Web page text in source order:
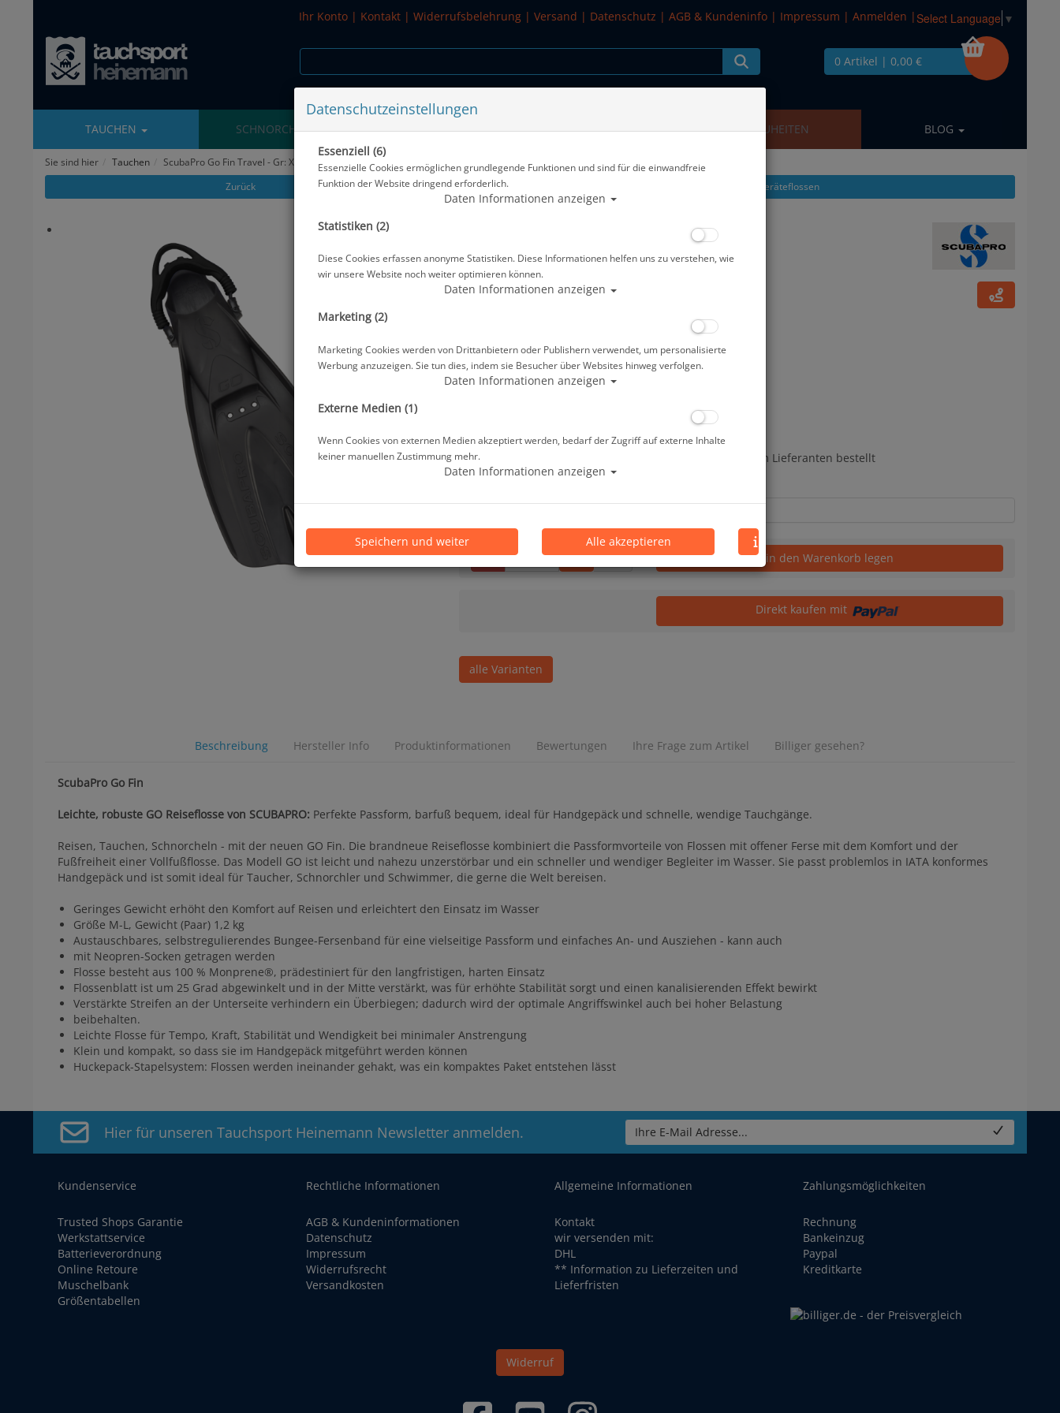
Ihr Konto | Kontakt | Widerrufsbelehrung | Versand | Datenschutz | AGB & Kundeninfo | Impressum | Anmelden | Select Language ▼
0 Artikel | 0,00 €
TAUCHEN SCHNORCHELN WASSERSPORT SALE NEUHEITEN BLOG
Sie sind hier Tauchen
ScubaPro Go Fin Travel - Gr: XS-S
Zurück
Alle Artikel zeigen aus: Geräteflossen
Artikelnr.: scu-25740150
Herstellerpreis: 89,00 €
Lieferbar in 3-5 Werktagen, der Artikel ist bereits beim Lieferanten bestellt
Stk. in den Warenkorb legen
Direkt kaufen mit
alle Varianten
Beschreibung Hersteller Info Produktinformationen Bewertungen Ihre Frage zum Artikel Billiger gesehen?
ScubaPro Go Fin
Leichte, robuste GO Reiseflosse von SCUBAPRO: Perfekte Passform, barfuß bequem, ideal für Handgepäck und schnelle, wendige Tauchgänge.
Reisen, Tauchen, Schnorcheln - mit der neuen GO Fin. Die brandneue Reiseflosse kombiniert die Passformvorteile von Flossen mit offener Ferse mit dem Komfort und der
Fußfreiheit einer Vollfußflosse. Das Modell GO ist leicht und nahezu unzerstörbar und ein schneller und wendiger Begleiter im Wasser. Sie passt problemlos in IATA konformes
Handgepäck und ist somit ideal für Taucher, Schnorchler und Schwimmer, die gerne die Welt bereisen.
Geringes Gewicht erhöht den Komfort auf Reisen und erleichtert den Einsatz im Wasser
Größe M-L, Gewicht (Paar) 1,2 kg
Austauschbares, selbstregulierendes Bungee-Fersenband für eine vielseitige Passform und einfaches An- und Ausziehen - kann auch
mit Neopren-Socken getragen werden
Flosse besteht aus 100 % Monprene®, prädestiniert für den langfristigen, harten Einsatz
Flossenblatt ist um 25 Grad abgewinkelt und in der Mitte verstärkt, was für erhöhte Stabilität sorgt und einen kanalisierenden Effekt bewirkt
Verstärkte Streifen an der Unterseite verhindern ein Überbiegen; dadurch wird der optimale Angriffswinkel auch bei hoher Belastung
beibehalten.
Leichte Flosse für Tempo, Kraft, Stabilität und Wendigkeit bei minimaler Anstrengung
Klein und kompakt, so dass sie im Handgepäck mitgeführt werden können
Huckepack-Stapelsystem: Flossen werden ineinander gehakt, was ein kompaktes Paket entstehen lässt
Hier für unseren Tauchsport Heinemann Newsletter anmelden. Ihre E-Mail Adresse...
Kundenservice
Trusted Shops Garantie
Werkstattservice
Batterieverordnung
Online Retoure
Muschelbank
Größentabellen
Rechtliche Informationen
AGB & Kundeninformationen
Datenschutz
Impressum
Widerrufsrecht
Versandkosten
Allgemeine Informationen
Kontakt
wir versenden mit:
DHL
** Information zu Lieferzeiten und
Lieferfristen
Zahlungsmöglichkeiten
Rechnung
Bankeinzug
Paypal
Kreditkarte
Widerruf
Datenschutzeinstellungen
Essenziell (6)
Essenzielle Cookies ermöglichen grundlegende Funktionen und sind für die einwandfreie
Funktion der Website dringend erforderlich.
Daten Informationen anzeigen
Statistiken (2)
Diese Cookies erfassen anonyme Statistiken. Diese Informationen helfen uns zu verstehen, wie
wir unsere Website noch weiter optimieren können.
Daten Informationen anzeigen
Marketing (2)
Marketing Cookies werden von Drittanbietern oder Publishern verwendet, um personalisierte
Werbung anzuzeigen. Sie tun dies, indem sie Besucher über Websites hinweg verfolgen.
Daten Informationen anzeigen
Externe Medien (1)
Wenn Cookies von externen Medien akzeptiert werden, bedarf der Zugriff auf externe Inhalte
keiner manuellen Zustimmung mehr.
Daten Informationen anzeigen
Speichern und weiter Alle akzeptieren